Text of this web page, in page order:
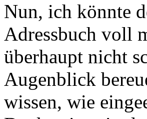
Nun, ich könnte
Adressbuch voll
überhaupt nicht
Augenblick
wissen, wie